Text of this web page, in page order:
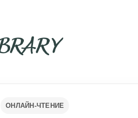
ОНЛАЙН-ЧТЕНИЕ